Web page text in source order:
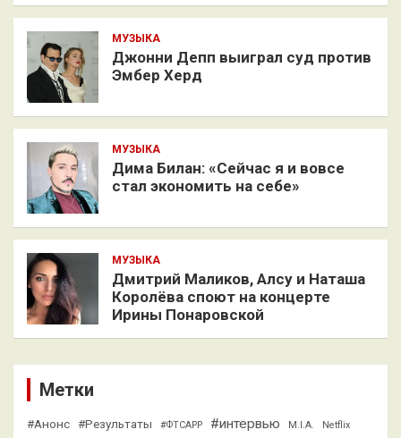
МУЗЫКА
Джонни Депп выиграл суд против
Эмбер Херд
МУЗЫКА
Дима Билан: «Сейчас я и вовсе
стал экономить на себе»
МУЗЫКА
Дмитрий Маликов, Алсу и Наташа
Королёва споют на концерте
Ирины Понаровской
Метки
#Анонс #Результаты #ФТСАРР #интервью M.I.A. Netflix